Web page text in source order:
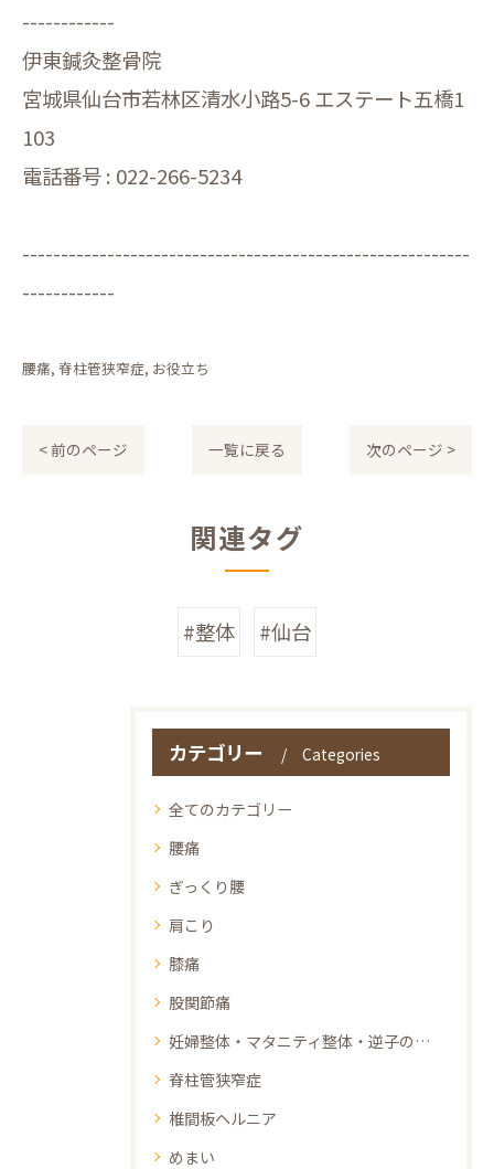
------------
伊東鍼灸整骨院
宮城県仙台市若林区清水小路5-6 エステート五橋1
103
電話番号 : 022-266-5234
----------------------------------------------------------
------------
腰痛 脊柱管狭窄症 お役立ち
< 前のページ 一覧に戻る 次のページ >
関連タグ
#整体 #仙台
カテゴリー Categories
全てのカテゴリー
腰痛
ぎっくり腰
肩こり
膝痛
股関節痛
妊婦整体・マタニティ整体・逆子の整体
脊柱管狭窄症
椎間板ヘルニア
めまい